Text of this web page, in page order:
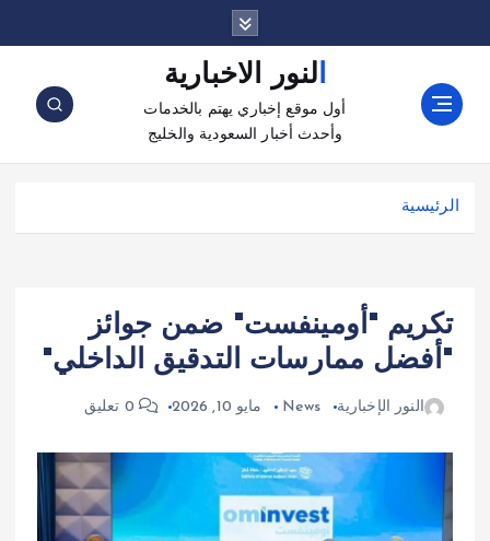
ز
النور الاخبارية
أول موقع إخباري يهتم بالخدمات
وأحدث أخبار السعودية والخليج
الرئيسية
تكريم "أومينفست" ضمن جوائز
"أفضل ممارسات التدقيق الداخلي"
النور الإخبارية News مايو 10, 2026 0 تعليق